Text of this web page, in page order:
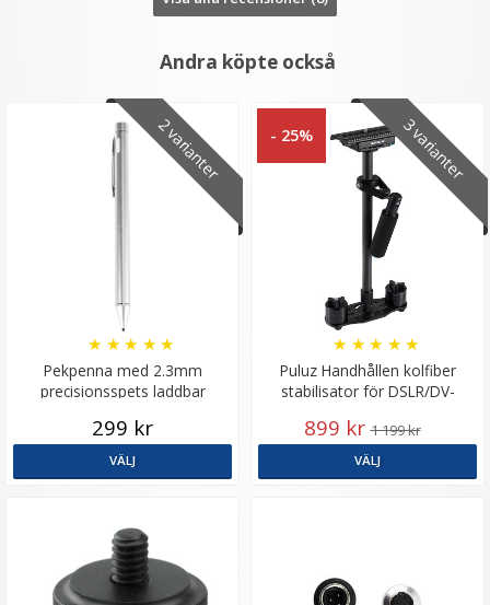
Andra köpte också
2 varianter
Pekpenna med 2.3mm
precisionsspets laddbar
★ ★ ★ ★ ★
299 kr
VÄLJ
3 varianter
- 25%
Puluz Handhållen kolfiber
stabilisator för DSLR/DV-
★ ★ ★ ★ ★
899 kr 1 199 kr
VÄLJ